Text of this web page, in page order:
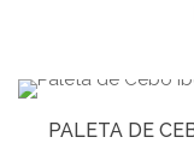
PALETA DE